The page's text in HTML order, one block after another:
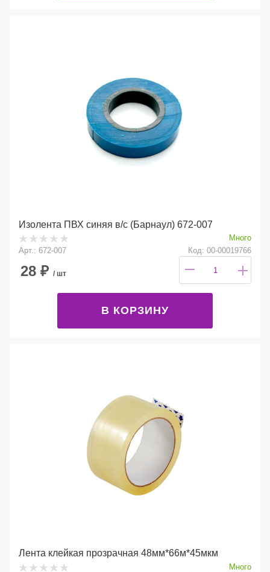
Изолента ПВХ синяя в/с (Барнаул) 672-007
Много
Арт.: 672-007
Код: 00-00019766
28 ₽ / шт
В КОРЗИНУ
Лента клейкая прозрачная 48мм*66м*45мкм
Много